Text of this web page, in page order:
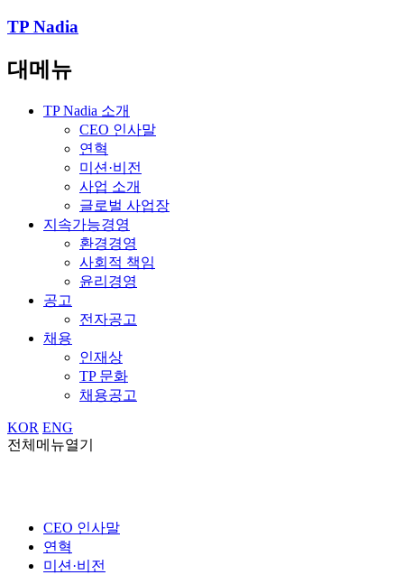
TP Nadia
대메뉴
TP Nadia 소개
CEO 인사말
연혁
미션·비전
사업 소개
글로벌 사업장
지속가능경영
환경경영
사회적 책임
윤리경영
공고
전자공고
채용
인재상
TP 문화
채용공고
KOR ENG
전체메뉴열기
CEO 인사말
연혁
미션·비전